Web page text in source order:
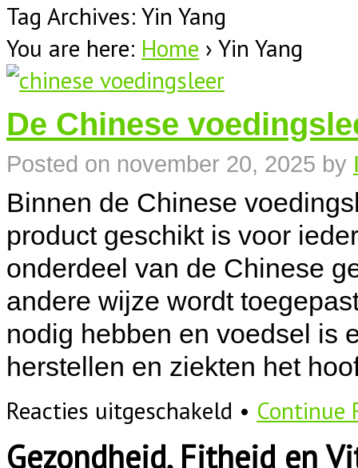
Tag Archives: Yin Yang
You are here: Home › Yin Yang
De Chinese
Posted on november 20, 2025 by
Binnen de Chinese
product geschikt is voor
onderdeel van de Chinese
andere wijze wordt
nodig hebben en voedsel is
herstellen en ziekten het
Reacties uitgeschakeld De
voedingsleer
• Continue
Gezondheid, Fitheid en